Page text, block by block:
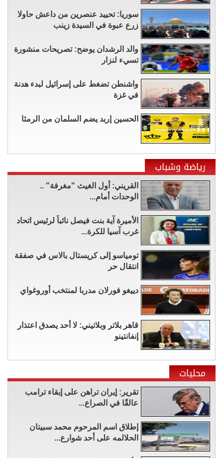
سوريا: تحييد عنصرين من داعش حاولا
زرع عبوة في السيدة زينب
والد الرشدان يوضح: تصريحات منشورة
تسيء لنزار
واشنطن تضغط على إسرائيل لبدء هدنة
في غزة
الحسين إربد يضم السلمان من الرمثا
رياضة وشباب
القريني: أول الغيث "مغرفة" ..
الوحدات أمام...
الأميرة آية بنت فيصل نائباً لرئيس اتحاد
غرب آسيا للكرة...
تومياسو إلى كريستال بالاس في صفقة
انتقال حر
دييغو فورلان مدربا لمنتخب أوروغواي
قاهر بلاتر وبلاتيني: لا أحد يصدق اعتذار
إنفانتينو
محليات
تقرير: إيران تراهن على إبقاء ترامب
عالقًا في الصراع...
إطلاق اسم المرحوم محمد سبيتان
الحلالمه على أحد شوارع...